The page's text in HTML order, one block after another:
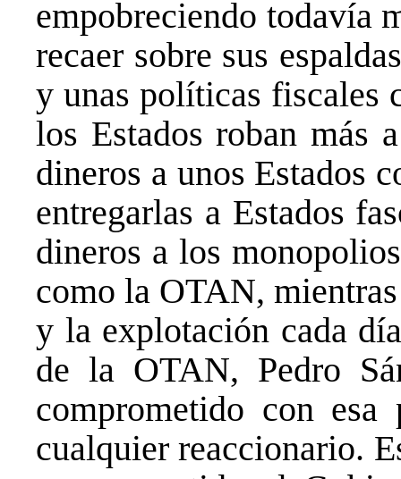
empobreciendo todavía
recaer sobre sus
y unas políticas fiscales
los Estados roban más
dineros a unos Estados
entregarlas a Estados
dineros a los
como la OTAN,
y la explotación cada
de la OTAN, Pedro
comprometido con
cualquier reaccionario.